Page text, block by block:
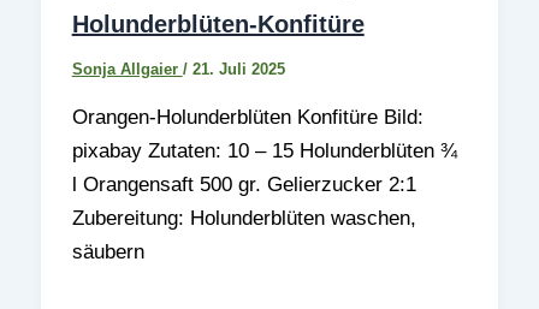
Holunderblüten-Konfitüre
Sonja Allgaier / 21. Juli 2025
Orangen-Holunderblüten Konfitüre Bild:
pixabay Zutaten: 10 – 15 Holunderblüten ¾
l Orangensaft 500 gr. Gelierzucker 2:1
Zubereitung: Holunderblüten waschen,
säubern